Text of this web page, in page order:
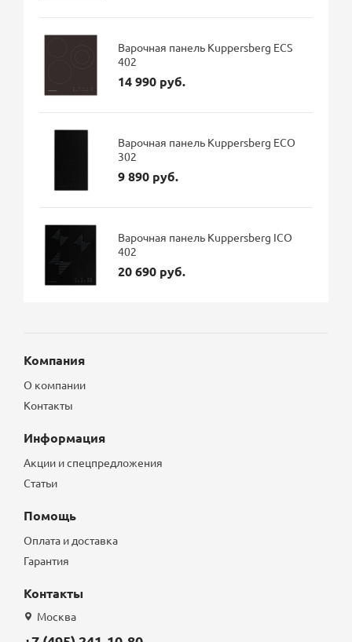
Варочная панель Kuppersberg ECS
402
14 990 руб.
Варочная панель Kuppersberg ECO
302
9 890 руб.
Варочная панель Kuppersberg ICO
402
20 690 руб.
Компания
О компании
Контакты
Информация
Акции и спецпредложения
Статьи
Помощь
Оплата и доставка
Гарантия
Контакты
Москва